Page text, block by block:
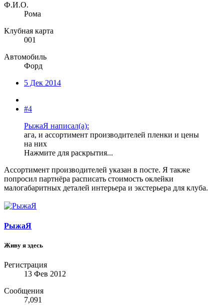
Ф.И.О.
Рома
Клубная карта
001
Автомобиль
Форд
5 Дек 2014
#4
РыжаЯ написал(а):
ага, и ассортимент производителей пленки и цены
на них
Нажмите для раскрытия...
Ассортимент производителей указан в посте. Я также
попросил партнёра расписать стоимость оклейки
малогабаритных деталей интерьера и экстерьера для клуба.
РыжаЯ
Живу я здесь
Регистрация
13 Фев 2012
Сообщения
7,091